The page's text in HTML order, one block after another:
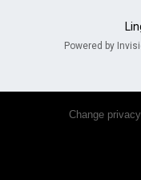
Powered by
Change